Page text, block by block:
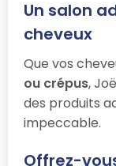
Un salon
cheveux
Que vos
ou crépus,
des produits
impeccable.
Offrez-